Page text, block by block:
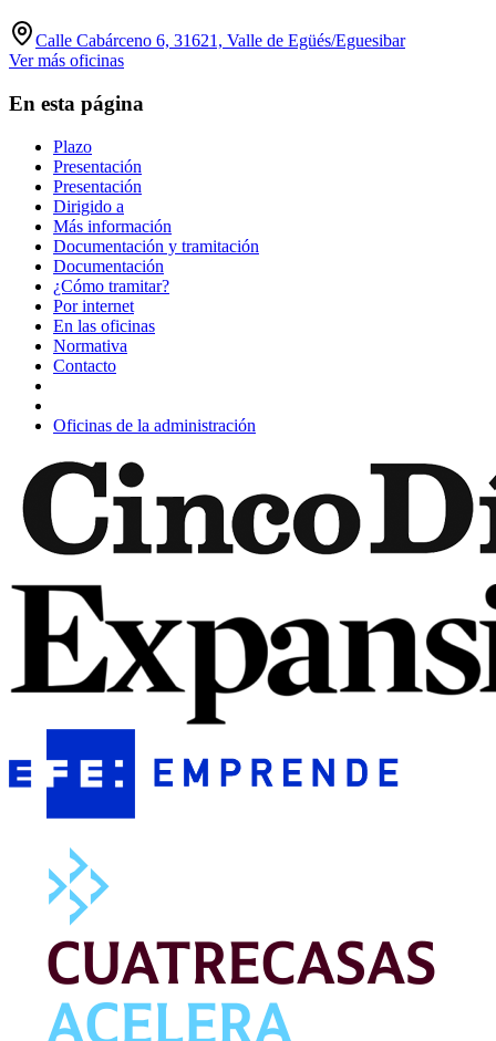
Calle Cabárceno 6, 31621, Valle de Egüés/Eguesibar
Ver más oficinas
En esta página
Plazo
Presentación
Presentación
Dirigido a
Más información
Documentación y tramitación
Documentación
¿Cómo tramitar?
Por internet
En las oficinas
Normativa
Contacto
Oficinas de la administración